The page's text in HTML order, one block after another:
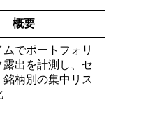
概要
ムでポートフォリ
露出を計測し、セ
銘柄別の集中リス